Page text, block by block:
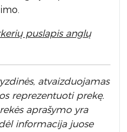
puslapis anglų
atvaizduojamas
reprezentuoti prekę.
aprašymo yra
informacija juose